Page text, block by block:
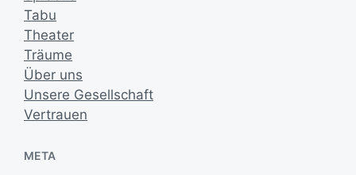
Tabu
Theater
Träume
Über uns
Unsere Gesellschaft
Vertrauen
META